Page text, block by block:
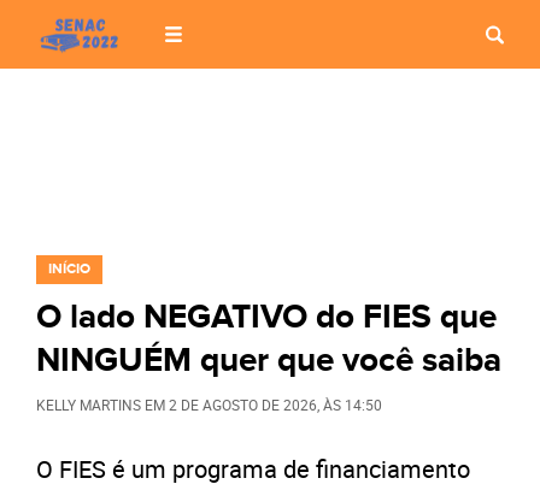
INÍCIO
O lado NEGATIVO do FIES que
NINGUÉM quer que você saiba
KELLY MARTINS EM2 DE AGOSTO DE 2026 , ÀS 14:50
O FIES é um programa de financiamento